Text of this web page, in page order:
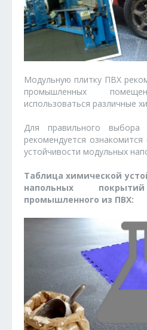
Модульную плитку ПВХ
промышленных
использоваться различные
Для правильного выбора
рекомендуется
устойчивости модульных
Таблица химической
напольных
промышленного из ПВХ: